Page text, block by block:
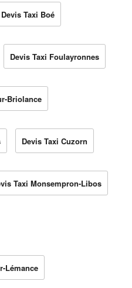
Devis Taxi Boé
Devis Taxi Foulayronnes
Briolance
Devis Taxi Cuzorn
Taxi Monsempron-Libos
Lémance